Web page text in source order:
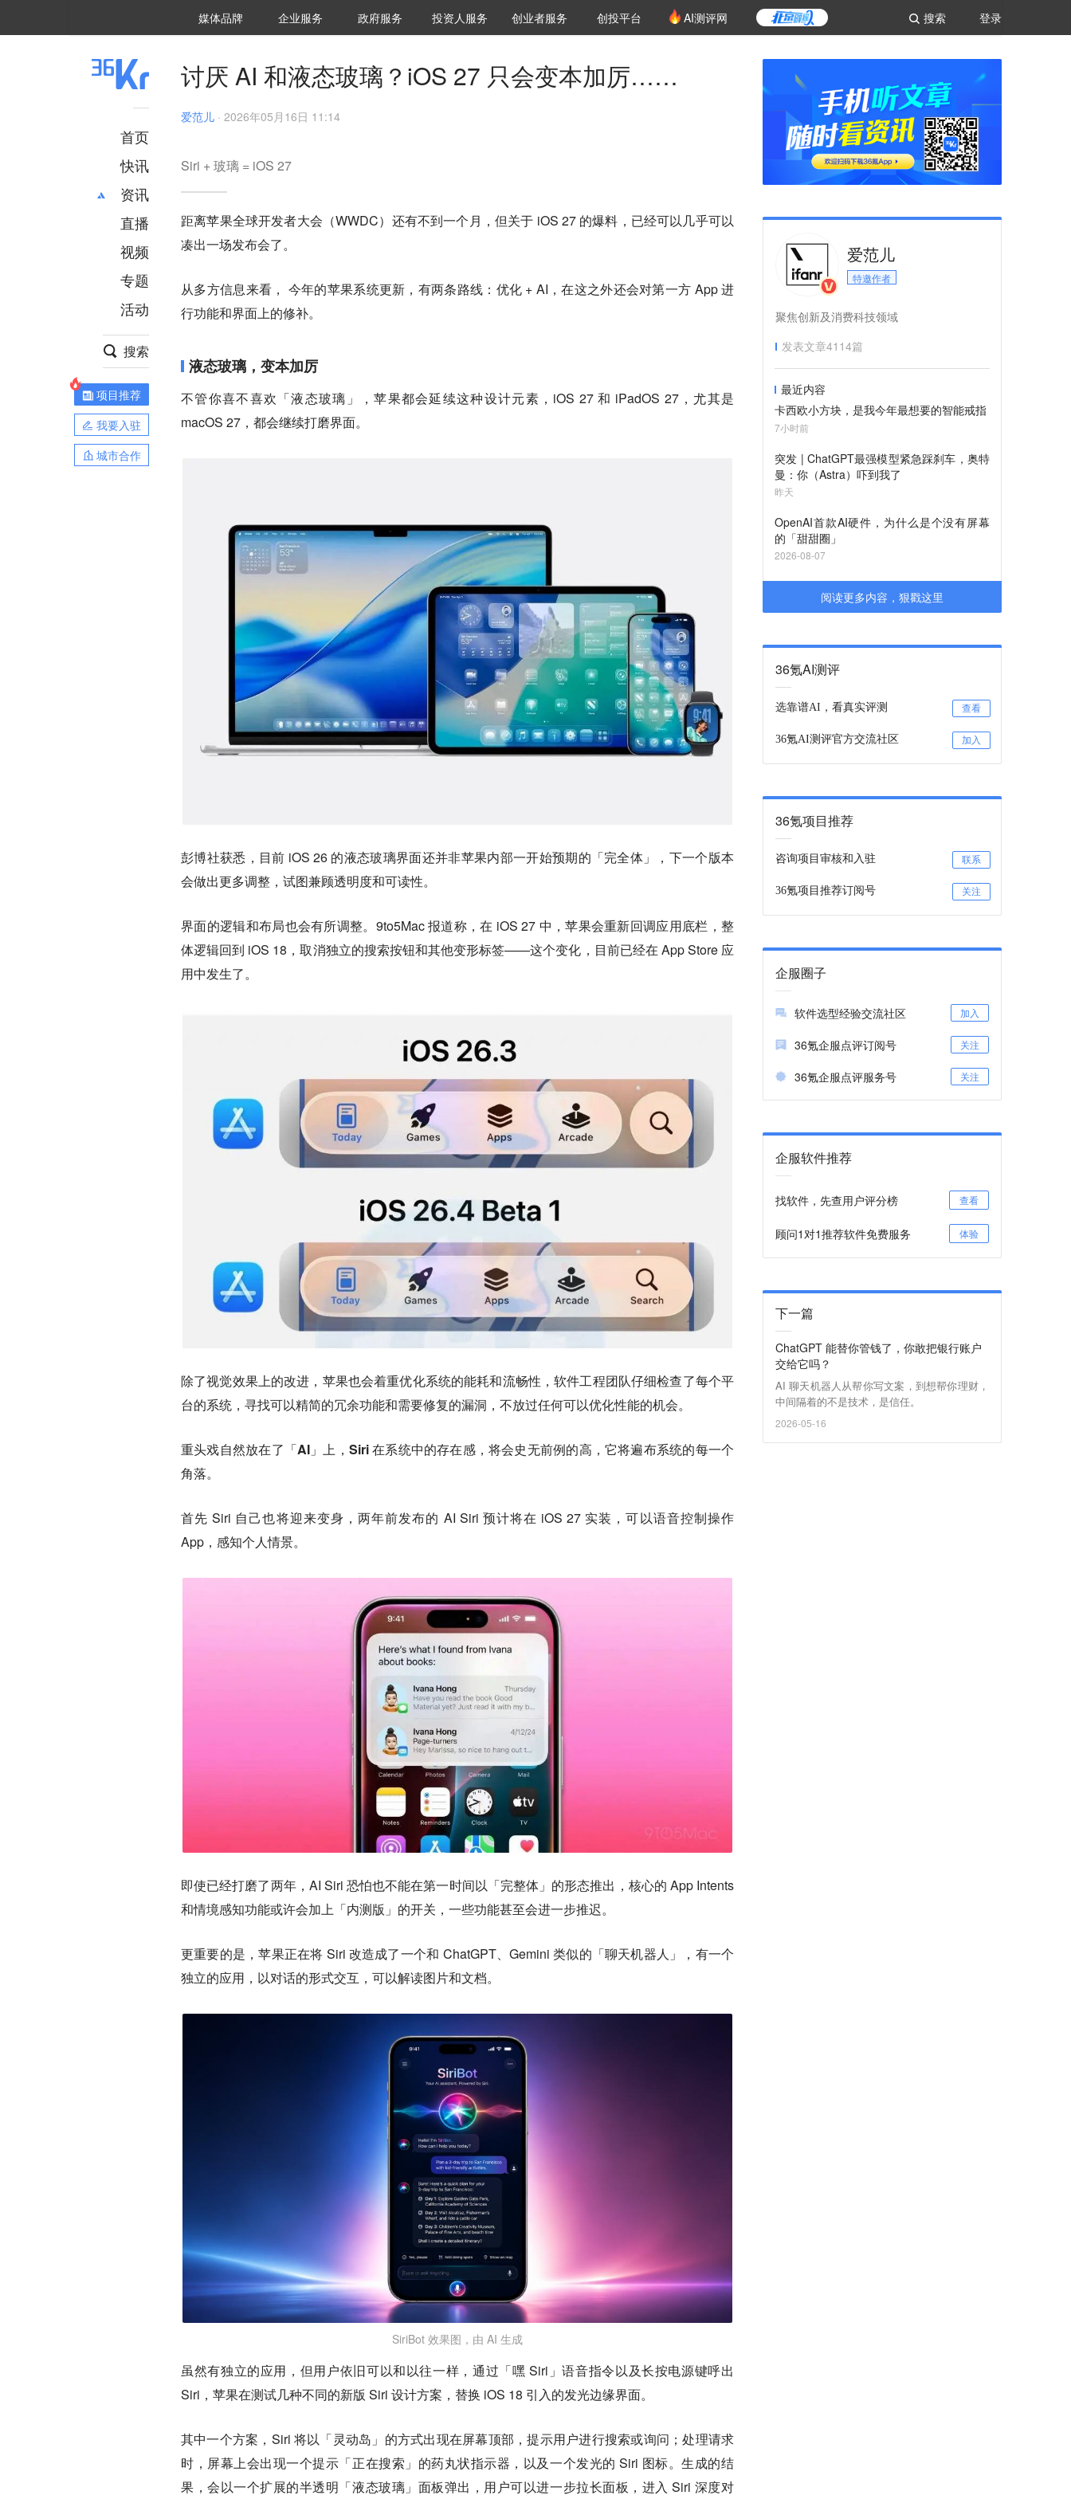
登录
搜索
媒体品牌 36Kr研究院
企业服务 城市之窗
政府服务 VClub投资机构库
投资机构职位推介
投资人服务 创投氪堂
创业者服务 创投平台 AI测评网
首页
快讯
资讯
推荐
财经
项目推荐
安徽
直播
视频
专题
活动
搜索
项目推荐
我要入驻
城市合作
讨厌 AI 和液态玻璃？iOS 27 只会变本加厉……
爱范儿 · 2026年05月16日 11:14
Siri + 玻璃 = iOS 27
距离苹果全球开发者大会（WWDC）还有不到一个月，但关于 iOS 27 的爆料，已经可以几乎可以
凑出一场发布会了。
从多方信息来看， 今年的苹果系统更新，有两条路线：优化 + AI，在这之外还会对第一方 App 进
行功能和界面上的修补。
液态玻璃，变本加厉
不管你喜不喜欢「液态玻璃」，苹果都会延续这种设计元素，iOS 27 和 iPadOS 27，尤其是
macOS 27，都会继续打磨界面。
彭博社获悉，目前 iOS 26 的液态玻璃界面还并非苹果内部一开始预期的「完全体」，下一个版本
会做出更多调整，试图兼顾透明度和可读性。
界面的逻辑和布局也会有所调整。9to5Mac 报道称，在 iOS 27 中，苹果会重新回调应用底栏，整
体逻辑回到 iOS 18，取消独立的搜索按钮和其他变形标签——这个变化，目前已经在 App Store 应
用中发生了。
除了视觉效果上的改进，苹果也会着重优化系统的能耗和流畅性，软件工程团队仔细检查了每个平
台的系统，寻找可以精简的冗余功能和需要修复的漏洞，不放过任何可以优化性能的机会。
重头戏自然放在了「AI」上，Siri 在系统中的存在感，将会史无前例的高，它将遍布系统的每一个
角落。
首先 Siri 自己也将迎来变身，两年前发布的 AI Siri 预计将在 iOS 27 实装，可以语音控制操作
App，感知个人情景。
即使已经打磨了两年，AI Siri 恐怕也不能在第一时间以「完整体」的形态推出，核心的 App Intents
和情境感知功能或许会加上「内测版」的开关，一些功能甚至会进一步推迟。
更重要的是，苹果正在将 Siri 改造成了一个和 ChatGPT、Gemini 类似的「聊天机器人」，有一个
独立的应用，以对话的形式交互，可以解读图片和文档。
SiriBot 效果图，由 AI 生成
虽然有独立的应用，但用户依旧可以和以往一样，通过「嘿 Siri」语音指令以及长按电源键呼出
Siri，苹果在测试几种不同的新版 Siri 设计方案，替换 iOS 18 引入的发光边缘界面。
其中一个方案，Siri 将以「灵动岛」的方式出现在屏幕顶部，提示用户进行搜索或询问；处理请求
时，屏幕上会出现一个提示「正在搜索」的药丸状指示器，以及一个发光的 Siri 图标。生成的结
果，会以一个扩展的半透明「液态玻璃」面板弹出，用户可以进一步拉长面板，进入 Siri 深度对
爱范儿
特邀作者
聚焦创新及消费科技领域
发表文章4114篇
最近内容
卡西欧小方块，是我今年最想要的智能戒指
7小时前
突发 | ChatGPT最强模型紧急踩刹车，奥特
曼：你（Astra）吓到我了
昨天
OpenAI首款AI硬件，为什么是个没有屏幕
的「甜甜圈」
2026-08-07
阅读更多内容，狠戳这里
36氪AI测评
选靠谱AI，看真实评测 查看
36氪AI测评官方交流社区 加入
36氪项目推荐
咨询项目审核和入驻 联系
36氪项目推荐订阅号 关注
企服圈子
软件选型经验交流社区 加入
36氪企服点评订阅号 关注
36氪企服点评服务号 关注
企服软件推荐
找软件，先查用户评分榜 查看
顾问1对1推荐软件免费服务 体验
下一篇
ChatGPT 能替你管钱了，你敢把银行账户
交给它吗？
AI 聊天机器人从帮你写文案，到想帮你理财，
中间隔着的不是技术，是信任。
2026-05-16